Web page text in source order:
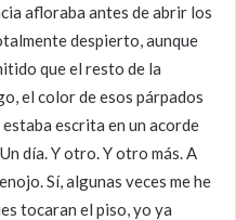
afloraba antes de abrir los
despierto, aunque
que el resto de la
el color de esos párpados
escrita en un acorde
día. Y otro. Y otro más. A
Sí, algunas veces me he
tocaran el piso, yo ya